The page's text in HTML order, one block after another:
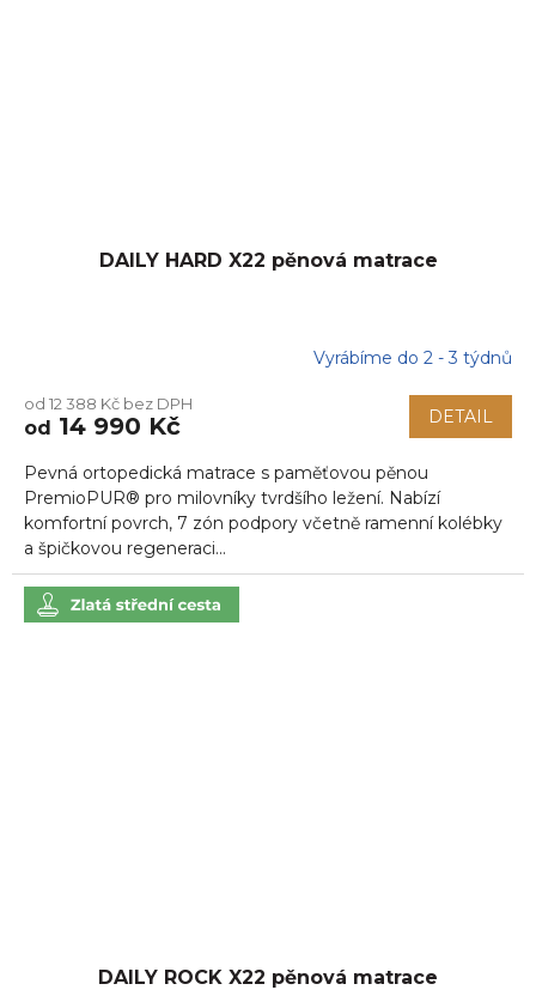
DAILY HARD X22 pěnová matrace
produktu
je
z
5
hvězdiček.
Vyrábíme do 2 - 3 týdnů
od 12 388 Kč bez DPH
od 14 990 Kč DETAIL
Pevná ortopedická matrace s paměťovou pěnou
PremioPUR® pro milovníky tvrdšího ležení. Nabízí
komfortní povrch, 7 zón podpory včetně ramenní kolébky
a špičkovou regeneraci...
DAILY ROCK X22 pěnová matrace